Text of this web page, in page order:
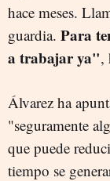
hace meses.
guardia. Para
a trabajar ya",
Álvarez ha
"seguramente
que puede
tiempo se